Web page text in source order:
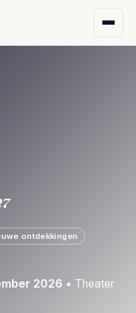
ontdekkingen
2026 • Theater